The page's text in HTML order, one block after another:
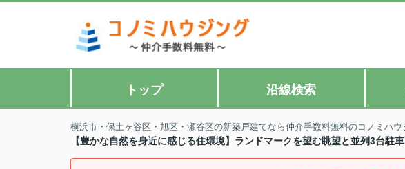
トップ 沿線検索
横浜市・保土ヶ谷区・旭区・瀬谷区の新築戸建てなら仲介手数料無料のコノミハウ
【豊かな自然を身近に感じる住環境】ランドマークを望む眺望と並列3台